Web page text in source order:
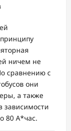
ничем не
сравнению с
они
а также
зависимости
80 А*час.